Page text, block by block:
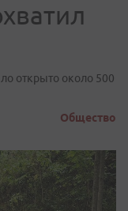
открыто около 500
Общество